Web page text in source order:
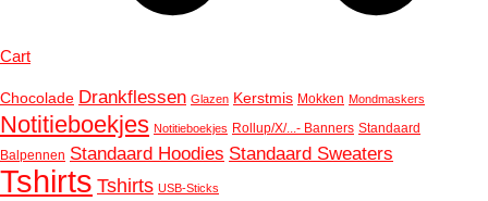
Cart
Chocolade Drankflessen Glazen Kerstmis Mokken Mondmaskers
Notitieboekjes Notitieboekjes Rollup/X/...- Banners Standaard
Balpennen Standaard Hoodies Standaard Sweaters
Tshirts Tshirts USB-Sticks